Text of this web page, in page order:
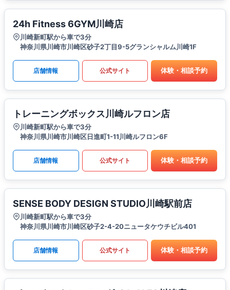
24h Fitness 6GYM川崎店
川崎新町駅から車で3分
神奈川県川崎市川崎区砂子2丁目9-5グランシャルム川崎1F
店舗情報 公式サイト 体験・相談予約
トレーニングボックス川崎ルフロン店
川崎新町駅から車で3分
神奈川県川崎市川崎区日進町1-11川崎ルフロン6F
店舗情報 公式サイト 体験・相談予約
SENSE BODY DESIGN STUDIO川崎駅前店
川崎新町駅から車で3分
神奈川県川崎市川崎区砂子2-4-20ニュータケウチビル401
店舗情報 公式サイト 体験・相談予約